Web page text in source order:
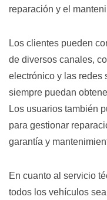
reparación y el
Los clientes pueden
de diversos canales,
electrónico y las redes
siempre puedan
Los usuarios también
para gestionar
garantía y
En cuanto al servicio
todos los vehículos